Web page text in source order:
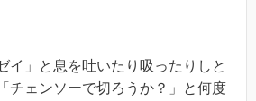
イ」と息を吐いたり吸ったりしと
チェンソーで切ろうか？」と何度